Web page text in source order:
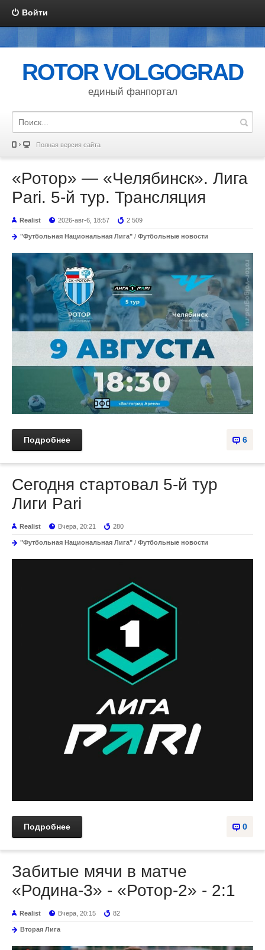
Войти
ROTOR VOLGOGRAD
единый фанпортал
Полная версия сайта
«Ротор» — «Челябинск». Лига
Pari. 5-й тур. Трансляция
Realist 2026-авг-6, 18:57 2 509
"Футбольная Национальная Лига" / Футбольные новости
6
Подробнее
Сегодня стартовал 5-й тур
Лиги Pari
Realist Вчера, 20:21 280
"Футбольная Национальная Лига" / Футбольные новости
0
Подробнее
Забитые мячи в матче
«Родина-3» - «Ротор-2» - 2:1
Realist Вчера, 20:15 82
Вторая Лига